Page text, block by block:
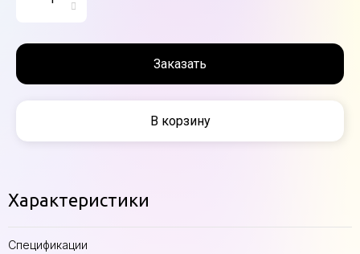
Заказать
В корзину
Характеристики
Спецификации